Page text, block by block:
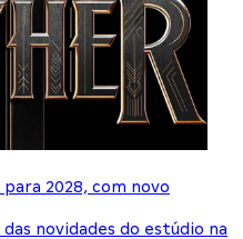
2028, com novo
novidades do estúdio na